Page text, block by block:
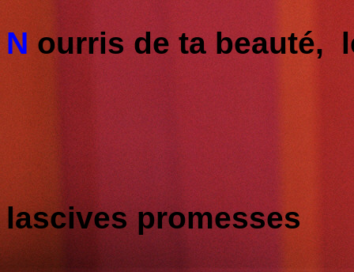
N ourris de ta beauté,
lascives promesses